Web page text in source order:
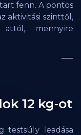
fenn. A pontos
aktivitási szinttől,
mennyire
12 kg-ot
testsúly leadása